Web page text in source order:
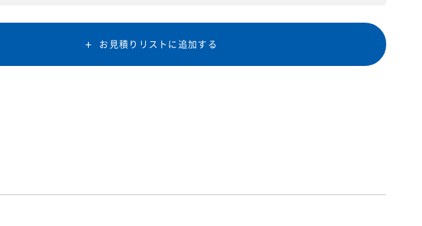
お見積りリストに追加する